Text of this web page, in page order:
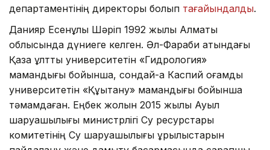
департаментінің директоры болып тағайындалды.
Данияр Есенұлы Шәріп 1992 жылы Алматы
облысында дүниеге келген. Әл-Фараби атындағы
Қазақ ұлттық университетін «Гидрология»
мамандығы бойынша, сондай-ақ Каспий қоғамдық
университетін «Құқықтану» мамандығы бойынша
тәмамдаған. Еңбек жолын 2015 жылы Ауыл
шаруашылығы министрлігі Су ресурстары
комитетінің Су шаруашылығы құрылыстарын